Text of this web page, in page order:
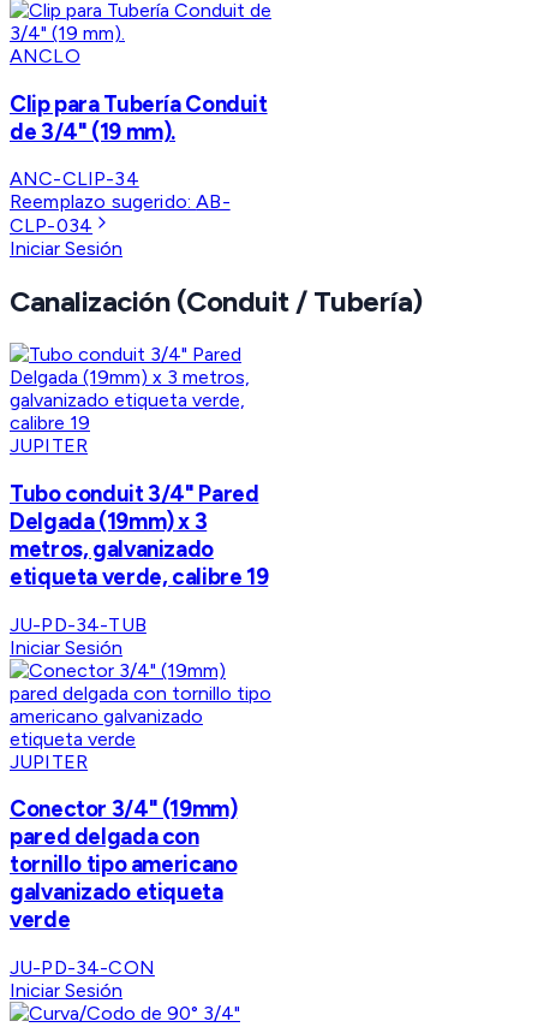
ANCLO
Clip para Tubería Conduit
de 3/4" (19 mm).
ANC-CLIP-34
Reemplazo sugerido:AB-
CLP-034
Iniciar Sesión
Canalización (Conduit / Tubería)
JUPITER
Tubo conduit 3/4" Pared
Delgada (19mm) x 3
metros, galvanizado
etiqueta verde, calibre 19
JU-PD-34-TUB
Iniciar Sesión
JUPITER
Conector 3/4" (19mm)
pared delgada con
tornillo tipo americano
galvanizado etiqueta
verde
JU-PD-34-CON
Iniciar Sesión